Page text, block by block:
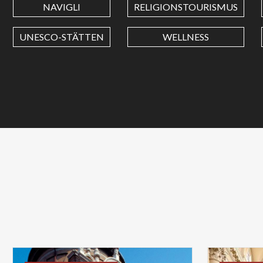
NAVIGLI RELIGIONSTOURISMUS
UNESCO-STÄTTEN WELLNESS